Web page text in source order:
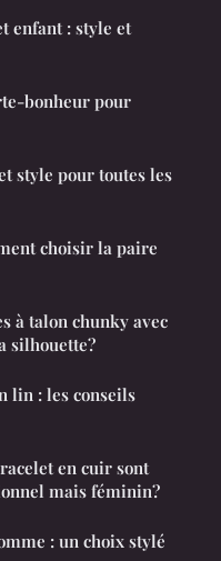
enfant : style et
bonheur pour
style pour toutes les
choisir la paire
à talon chunky avec
silhouette?
lin : les conseils
en cuir sont
mais féminin?
: un choix stylé